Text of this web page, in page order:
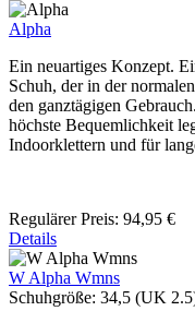
Alpha
Ein neuartiges Konzept.
Schuh, der in der
den ganztägigen
höchste Bequemlichkeit
Indoorklettern und für
Regulärer Preis: 94,95 €
Details
W Alpha Wmns
Schuhgröße: 34,5 (UK